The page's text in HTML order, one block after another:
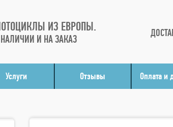
ИЗ ЕВРОПЫ.
И НА ЗАКАЗ
Услуги Отзывы Оплата и